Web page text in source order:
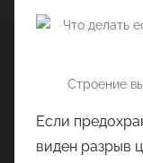
Строение
Если
виден разрыв